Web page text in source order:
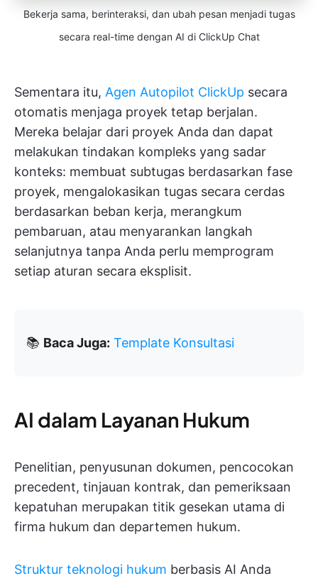
Bekerja sama, berinteraksi, dan ubah pesan menjadi tugas
secara real-time dengan AI di ClickUp Chat
Sementara itu, Agen Autopilot ClickUp secara
otomatis menjaga proyek tetap berjalan.
Mereka belajar dari proyek Anda dan dapat
melakukan tindakan kompleks yang sadar
konteks: membuat subtugas berdasarkan fase
proyek, mengalokasikan tugas secara cerdas
berdasarkan beban kerja, merangkum
pembaruan, atau menyarankan langkah
selanjutnya tanpa Anda perlu memprogram
setiap aturan secara eksplisit.
📚 Baca Juga: Template Konsultasi
AI dalam Layanan Hukum
Penelitian, penyusunan dokumen, pencocokan
precedent, tinjauan kontrak, dan pemeriksaan
kepatuhan merupakan titik gesekan utama di
firma hukum dan departemen hukum.
Struktur teknologi hukum berbasis AI Anda